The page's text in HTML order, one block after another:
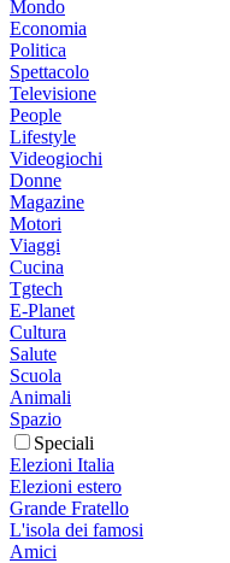
Mondo
Economia
Politica
Spettacolo
Televisione
People
Lifestyle
Videogiochi
Donne
Magazine
Motori
Viaggi
Cucina
Tgtech
E-Planet
Cultura
Salute
Scuola
Animali
Spazio
Speciali
Elezioni Italia
Elezioni estero
Grande Fratello
L'isola dei famosi
Amici